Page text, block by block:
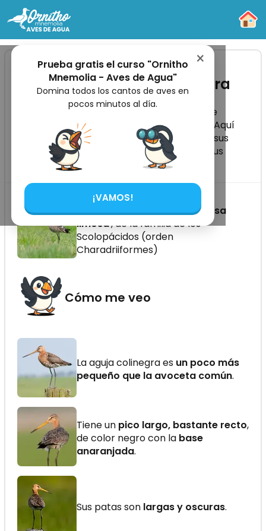
Identificar la aguja colinegra
La aguja colinegra es un limícola grande de
estuarios, marismas y praderas húmedas. Aquí
aprenderás a identificarla por su plumaje, sus
llamadas, su comportamiento, su dieta y sus
hábitats.
Su nombre científico es 'Limosa
limosa', de la familia de los
Scolopácidos (orden
Charadriiformes)
Cómo me veo
La aguja colinegra es un poco más
pequeño que la avoceta común.
Tiene un pico largo, bastante recto,
de color negro con la base
anaranjada.
Sus patas son largas y oscuras.
×
Prueba gratis el curso "Ornitho
Mnemolia - Aves de Agua"
Domina todos los cantos de aves en
pocos minutos al día.
¡VAMOS!